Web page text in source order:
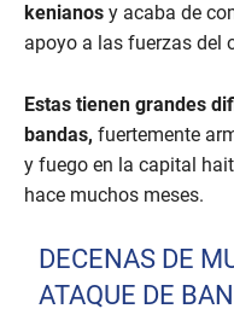
kenianos y acaba de
apoyo a las fuerzas del
Estas tienen grandes
bandas, fuertemente
y fuego en la capital
hace muchos meses.
DECENAS DE
ATAQUE DE